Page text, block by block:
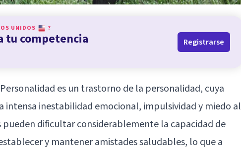
UNIDOS ?
tu competencia
Registrarse
es un trastorno de la personalidad, cuya
intensa inestabilidad emocional, impulsividad y miedo al
pueden dificultar considerablemente la capacidad de
y mantener amistades saludables, lo que a